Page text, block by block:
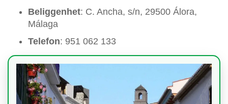
Beliggenhet: C. Ancha, s/n, 29500 Álora,
Málaga
Telefon: 951 062 133